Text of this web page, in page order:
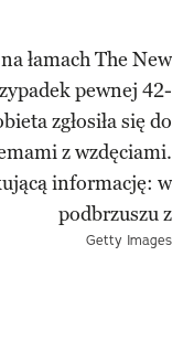
Getty Images